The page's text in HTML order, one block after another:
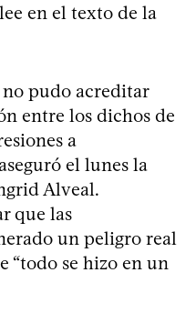
en el texto de la
pudo acreditar
entre los dichos de
a
el lunes la
Alveal.
que las
un peligro real
“todo se hizo en un